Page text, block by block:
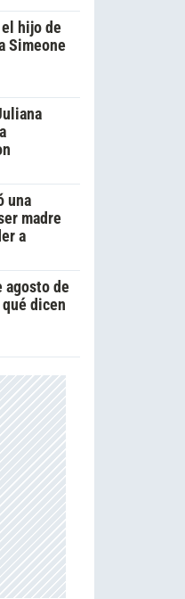
hijo de
Simeone
una
madre
a
agosto de
dicen